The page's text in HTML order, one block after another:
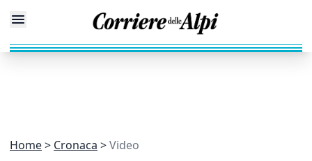
Home Cronaca Video